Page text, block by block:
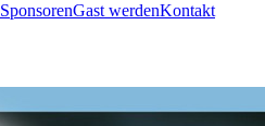
SponsorenGast werdenKontakt